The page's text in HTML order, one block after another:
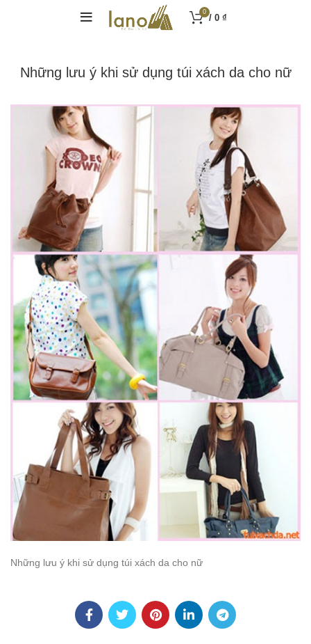
0
/ 0 ₫
Những lưu ý khi sử dụng túi xách da cho nữ
Những lưu ý khi sử dụng túi xách da cho nữ